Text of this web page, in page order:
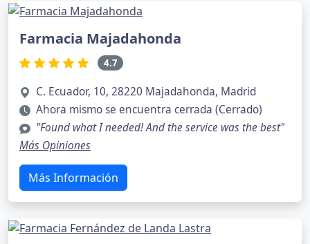
Farmacia Majadahonda
4.7
C. Ecuador, 10, 28220 Majadahonda, Madrid
Ahora mismo se encuentra cerrada (Cerrado)
"Found what I needed! And the service was the best"
Más Opiniones
Más Información